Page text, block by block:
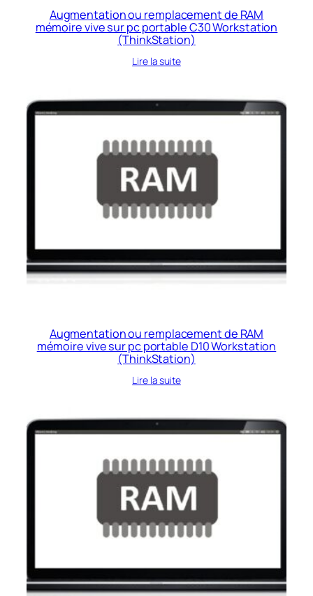
Augmentation ou remplacement de RAM
mémoire vive sur pc portable C30 Workstation
(ThinkStation)
Lire la suite
Augmentation ou remplacement de RAM
mémoire vive sur pc portable D10 Workstation
(ThinkStation)
Lire la suite